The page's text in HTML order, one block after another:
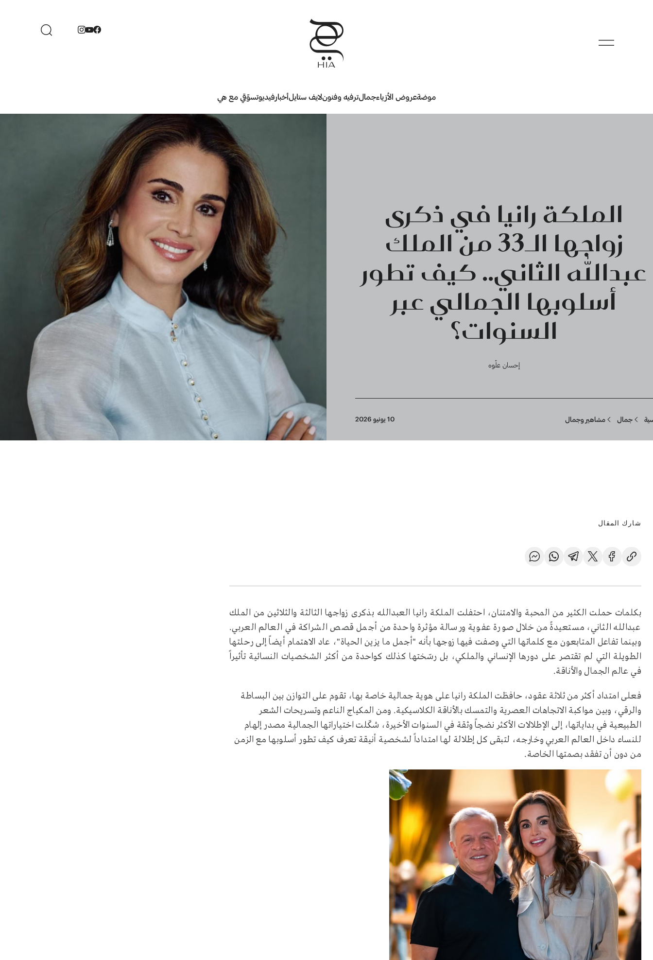
موضةعروض الأزياءجمالترفيه وفنونلايف ستايلأخبارفيديوتسوّقي مع هي
الملكة رانيا في ذكرى
زواجها الـ33 من الملك
عبدالله الثاني.. كيف تطور
أسلوبها الجمالي عبر
السنوات؟
إحسان علّوه
جمال مشاهير وجمال 10 يونيو 2026
شارك المقال
بكلمات حملت الكثير من المحبة والامتنان، احتفلت الملكة رانيا العبدالله بذكرى زواجها الثالثة والثلاثين من الملك
عبدالله الثاني، مستعيدةً من خلال صورة عفوية ورسالة مؤثرة واحدة من أجمل قصص الشراكة في العالم العربي.
وبينما تفاعل المتابعون مع كلماتها التي وصفت فيها زوجها بأنه "أجمل ما يزين الحياة"، عاد الاهتمام أيضاً إلى رحلتها
الطويلة التي لم تقتصر على دورها الإنساني والملكي، بل رسّختها كذلك كواحدة من أكثر الشخصيات النسائية تأثيراً
في عالم الجمال والأناقة.
فعلى امتداد أكثر من ثلاثة عقود، حافظت الملكة رانيا على هوية جمالية خاصة بها، تقوم على التوازن بين البساطة
والرقي، وبين مواكبة الاتجاهات العصرية والتمسك بالأناقة الكلاسيكية. ومن المكياج الناعم وتسريحات الشعر
الطبيعية في بداياتها، إلى الإطلالات الأكثر نضجاً وثقة في السنوات الأخيرة، شكّلت اختياراتها الجمالية مصدر إلهام
للنساء داخل العالم العربي وخارجه، لتبقى كل إطلالة لها امتداداً لشخصية أنيقة تعرف كيف تطور أسلوبها مع الزمن
من دون أن تفقد بصمتها الخاصة.